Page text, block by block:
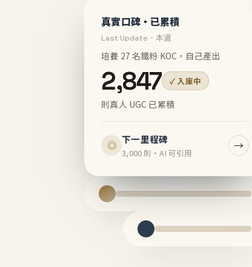
真實口碑・已累積
Last Update・本週
培養 27 名鐵粉 KOC，自己產出
2,847 ✓ 入庫中
則真人 UGC 已累積
◎ 下一里程碑
3,000 則・AI 可引用
→